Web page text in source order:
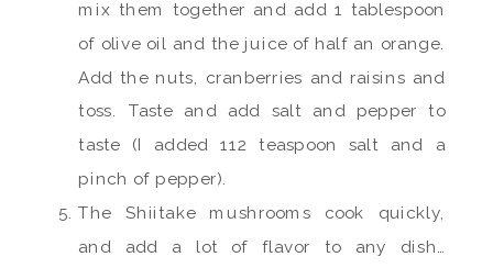
mix them together and add 1 tablespoon
of olive oil and the juice of half an orange.
Add the nuts, cranberries and raisins and
toss. Taste and add salt and pepper to
taste (I added 112 teaspoon salt and a
pinch of pepper).
The Shiitake mushrooms cook quickly,
and add a lot of flavor to any dish…